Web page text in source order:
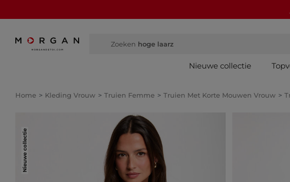
Zoeken hoge laarzen
Nieuwe collectie
Home Kleding Vrouw Truien Femme Truien Met Korte Mouwen Vrouw
Nieuwe collectie